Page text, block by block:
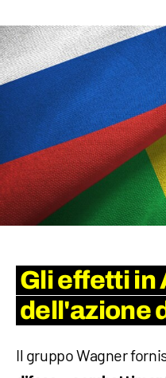
Gli effetti in
dell'azione
Il gruppo Wagner